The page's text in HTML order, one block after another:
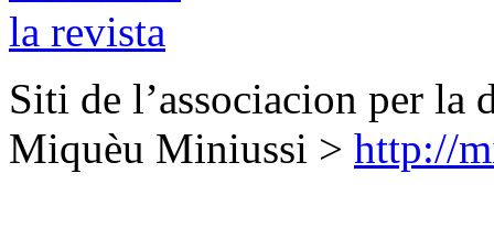
Siti de l’associacion per la
Miquèu Miniussi > http://